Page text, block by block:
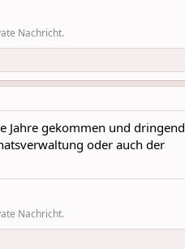
Nachricht.
Jahre gekommen und dringend
oder auch der
Nachricht.